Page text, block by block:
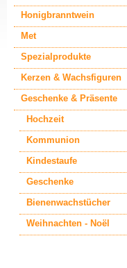
Honigbranntwein
Met
Spezialprodukte
Kerzen & Wachsfiguren
Geschenke & Präsente
Hochzeit
Kommunion
Kindestaufe
Geschenke
Bienenwachstücher
Weihnachten - Noël